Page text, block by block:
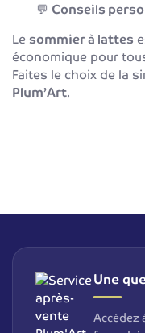
💬 Conseils
Le sommier à lattes
économique pour
Faites le choix de la
Plum’Art.
Une
Accédez